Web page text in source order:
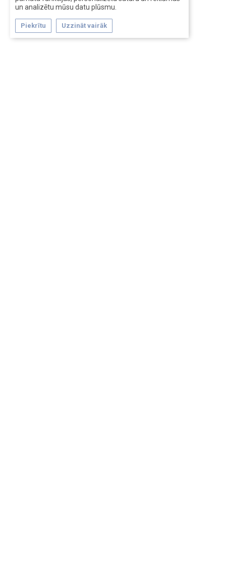
un analizētu mūsu datu plūsmu.
Piekrītu Uzzināt vairāk